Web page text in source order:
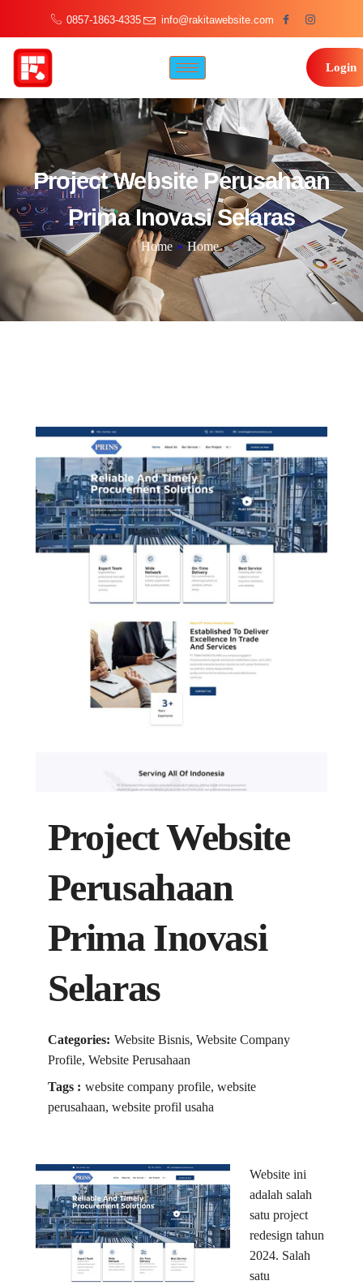
0857-1863-4335 info@rakitawebsite.com
Login
Project Website Perusahaan
Prima Inovasi Selaras
Home » Home
Project Website
Perusahaan
Prima Inovasi
Selaras
Categories: Website Bisnis, Website Company
Profile, Website Perusahaan
Tags : website company profile, website
perusahaan, website profil usaha
Website ini
adalah salah
satu project
redesign tahun
2024. Salah
satu